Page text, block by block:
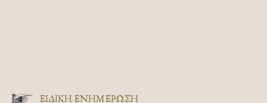
ΕΙΔΙΚΉ ΕΝΗΜΈΡΩΣΗ